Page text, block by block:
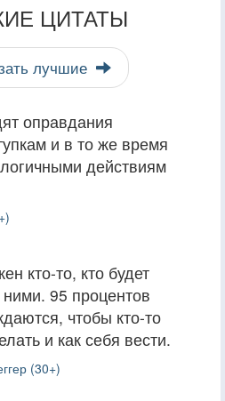
ЦИТАТЫ
лучшие
оправдания
и в то же время
действиям
кто-то, кто будет
95 процентов
чтобы кто-то
и как себя вести.
(30+)